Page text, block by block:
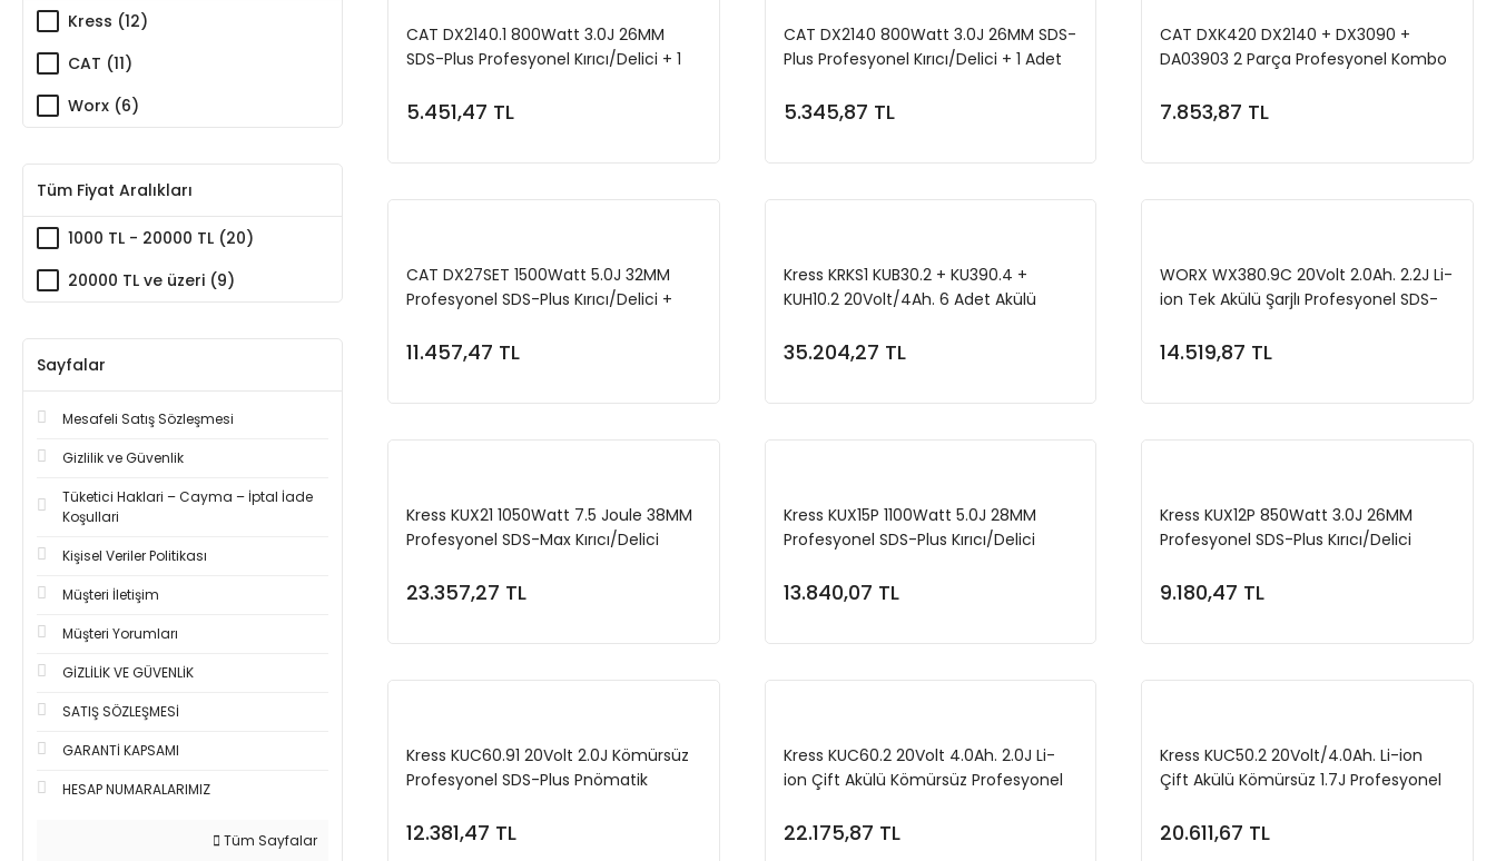
Kress (12)
CAT (11)
Worx (6)
Tüm Fiyat Aralıkları
1000 TL - 20000 TL (20)
20000 TL ve üzeri (9)
Sayfalar
Mesafeli Satış Sözleşmesi
Gizlilik ve Güvenlik
Tüketici Haklari – Cayma – İptal İade
Koşullari
Kişisel Veriler Politikası
Müşteri İletişim
Müşteri Yorumları
GİZLİLİK VE GÜVENLİK
SATIŞ SÖZLEŞMESİ
GARANTİ KAPSAMI
HESAP NUMARALARIMIZ
Tüm Sayfalar
CAT DX2140.1 800Watt 3.0J 26MM
SDS-Plus Profesyonel Kırıcı/Delici + 1
5.451,47 TL
CAT DX2140 800Watt 3.0J 26MM SDS-
Plus Profesyonel Kırıcı/Delici + 1 Adet
5.345,87 TL
CAT DXK420 DX2140 + DX3090 +
DA03903 2 Parça Profesyonel Kombo
7.853,87 TL
CAT DX27SET 1500Watt 5.0J 32MM
Profesyonel SDS-Plus Kırıcı/Delici +
11.457,47 TL
Kress KRKS1 KUB30.2 + KU390.4 +
KUH10.2 20Volt/4Ah. 6 Adet Akülü
35.204,27 TL
Sepete Ekle
WORX WX380.9C 20Volt 2.0Ah. 2.2J Li-
ion Tek Akülü Şarjlı Profesyonel SDS-
14.519,87 TL
Kress KUX21 1050Watt 7.5 Joule 38MM
Profesyonel SDS-Max Kırıcı/Delici
23.357,27 TL
Sepete Ekle
Kress KUX15P 1100Watt 5.0J 28MM
Profesyonel SDS-Plus Kırıcı/Delici
13.840,07 TL
Sepete Ekle
Kress KUX12P 850Watt 3.0J 26MM
Profesyonel SDS-Plus Kırıcı/Delici
9.180,47 TL
Kress KUC60.91 20Volt 2.0J Kömürsüz
Profesyonel SDS-Plus Pnömatik
12.381,47 TL
Kress KUC60.2 20Volt 4.0Ah. 2.0J Li-
ion Çift Akülü Kömürsüz Profesyonel
22.175,87 TL
Sepete Ekle
Kress KUC50.2 20Volt/4.0Ah. Li-ion
Çift Akülü Kömürsüz 1.7J Profesyonel
Mandren
20.611,67 TL